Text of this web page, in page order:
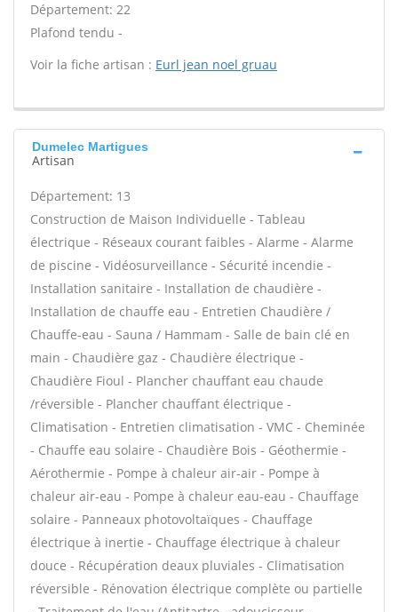
Département: 22
Plafond tendu -
Voir la fiche artisan : Eurl jean noel gruau
Dumelec Martigues
Artisan
Département: 13
Construction de Maison Individuelle - Tableau
électrique - Réseaux courant faibles - Alarme - Alarme
de piscine - Vidéosurveillance - Sécurité incendie -
Installation sanitaire - Installation de chaudière -
Installation de chauffe eau - Entretien Chaudière /
Chauffe-eau - Sauna / Hammam - Salle de bain clé en
main - Chaudière gaz - Chaudière électrique -
Chaudière Fioul - Plancher chauffant eau chaude
/réversible - Plancher chauffant électrique -
Climatisation - Entretien climatisation - VMC - Cheminée
- Chauffe eau solaire - Chaudière Bois - Géothermie -
Aérothermie - Pompe à chaleur air-air - Pompe à
chaleur air-eau - Pompe à chaleur eau-eau - Chauffage
solaire - Panneaux photovoltaïques - Chauffage
électrique à inertie - Chauffage électrique à chaleur
douce - Récupération deaux pluviales - Climatisation
réversible - Rénovation électrique complète ou partielle